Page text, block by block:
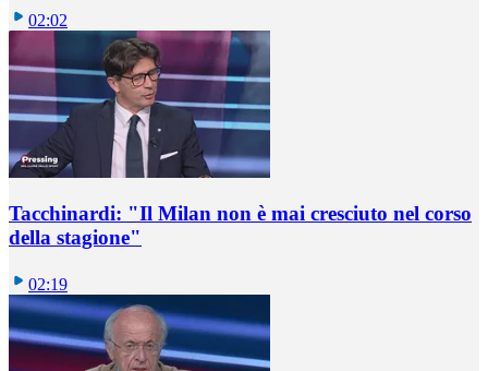
02:02
Tacchinardi: "Il Milan non è mai cresciuto nel corso
della stagione"
02:19